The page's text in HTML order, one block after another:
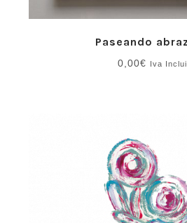
Paseando
0,00€ Iva